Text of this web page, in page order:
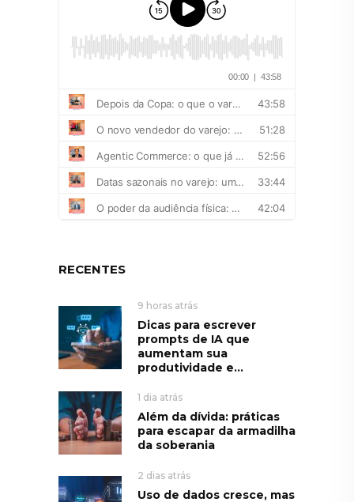
RECENTES
9 horas atrás
Dicas para escrever
prompts de IA que
aumentam sua
produtividade e...
1 dia atrás
Além da dívida: práticas
para escapar da armadilha
da soberania
2 dias atrás
Uso de dados cresce, mas